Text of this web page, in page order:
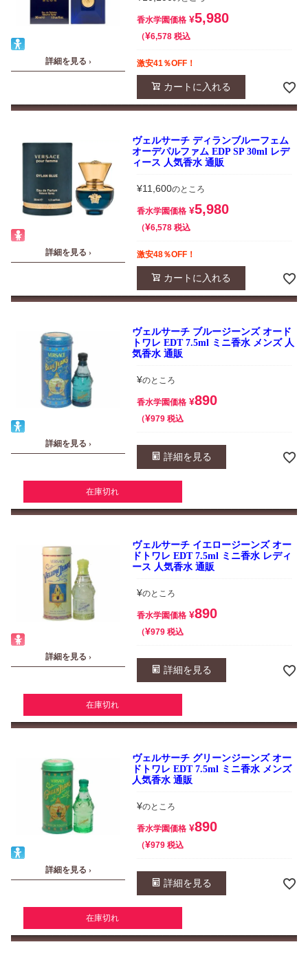
詳細を見る ›
香水学園価格 ¥5,980
¥6,578 税込
激安41％OFF！
カートに入れる
詳細を見る ›
ヴェルサーチ ディランブルーフェム
オーデパルファム EDP SP 30ml レデ
ィース 人気香水 通販
¥11,600のところ
香水学園価格 ¥5,980
¥6,578 税込
激安48％OFF！
カートに入れる
詳細を見る ›
ヴェルサーチ ブルージーンズ オード
トワレ EDT 7.5ml ミニ香水 メンズ 人
気香水 通販
¥のところ
香水学園価格 ¥890
¥979 税込
詳細を見る
在庫切れ
詳細を見る ›
ヴェルサーチ イエロージーンズ オー
ドトワレ EDT 7.5ml ミニ香水 レディ
ース 人気香水 通販
¥のところ
香水学園価格 ¥890
¥979 税込
詳細を見る
在庫切れ
詳細を見る ›
ヴェルサーチ グリーンジーンズ オー
ドトワレ EDT 7.5ml ミニ香水 メンズ
人気香水 通販
¥のところ
香水学園価格 ¥890
¥979 税込
詳細を見る
在庫切れ